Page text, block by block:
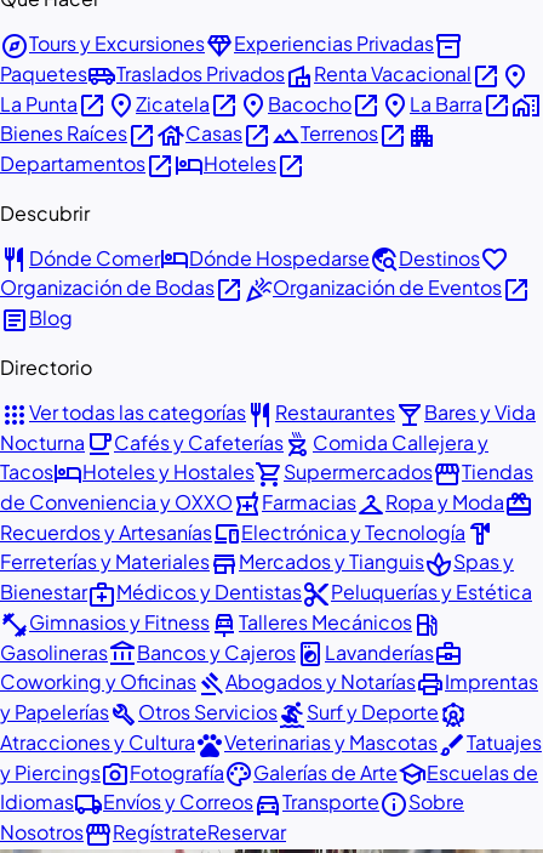
exploreTours y ExcursionesdiamondExperiencias Privadasinventory_2
Paquetesairport_shuttleTraslados PrivadosvillaRenta Vacacionalopen_in_new place
La Puntaopen_in_new placeZicatelaopen_in_new place Bacochoopen_in_new place La Barraopen_in_newhome_work
Bienes Raícesopen_in_newhouseCasasopen_in_newlandscapeTerrenosopen_in_new apartment
Departamentosopen_in_newhotelHotelesopen_in_new
Descubrir
restaurant Dónde ComerhotelDónde Hospedarsetravel_exploreDestinosfavorite
Organización de Bodasopen_in_newcelebrationOrganización de Eventosopen_in_new
articleBlog
Directorio
appsVer todas las categoríasrestaurant Restauranteslocal_barBares y Vida
Nocturna local_cafeCafés y Cafeteríasoutdoor_grill Comida Callejera y
TacoshotelHoteles y Hostalesshopping_cartSupermercadosstorefrontTiendas
de Conveniencia y OXXOlocal_pharmacyFarmaciascheckroomRopa y Modaredeem
Recuerdos y ArtesaníasdevicesElectrónica y Tecnología hardware
Ferreterías y MaterialesstoreMercados y TianguisspaSpas y
Bienestarmedical_servicesMédicos y Dentistascontent_cutPeluquerías y Estética
fitness_centerGimnasios y Fitnesscar_repairTalleres Mecánicoslocal_gas_station
Gasolinerasaccount_balanceBancos y Cajeroslocal_laundry_service Lavanderíasbusiness_center
Coworking y OficinasgavelAbogados y NotaríasprintImprentas
y PapeleríasbuildOtros ServiciossurfingSurf y Deporteattractions
Atracciones y CulturapetsVeterinarias y MascotasbrushTatuajes
y Piercingsphoto_cameraFotografíapaletteGalerías de ArteschoolEscuelas de
Idiomaslocal_shippingEnvíos y Correosdirections_carTransporteinfoSobre
NosotrosstorefrontRegístrateReservar